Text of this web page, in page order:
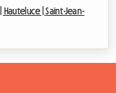
Hauteluce |Saint-Jean-